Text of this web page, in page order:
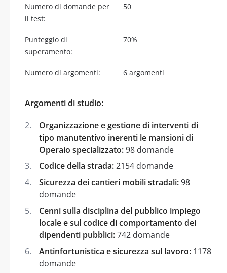
Numero di domande per
il test:
50
Punteggio di
superamento:
70%
Numero di argomenti: 6 argomenti
Argomenti di studio:
Organizzazione e gestione di interventi di
tipo manutentivo inerenti le mansioni di
Operaio specializzato:98 domande
Codice della strada:2154 domande
Sicurezza dei cantieri mobili stradali:98
domande
Cenni sulla disciplina del pubblico impiego
locale e sul codice di comportamento dei
dipendenti pubblici:742 domande
Antinfortunistica e sicurezza sul lavoro: 1178
domande